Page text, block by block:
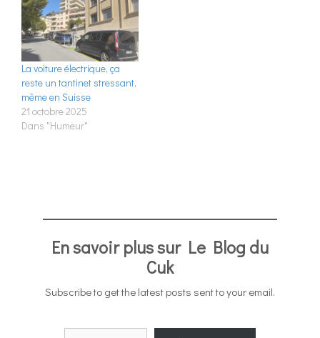
La voiture électrique, ça
reste un tantinet stressant,
même en Suisse
21 octobre 2025
Dans "Humeur"
En savoir plus sur Le Blog du
Cuk
Subscribe to get the latest posts sent to your email.
Saisissez votre adresse e-mail…